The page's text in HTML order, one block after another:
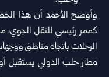
وأوضح الأحمد أن هذا
‏كممر ‏رئيسي للنقل
‏الرحلات ‏باتجاه مناطق